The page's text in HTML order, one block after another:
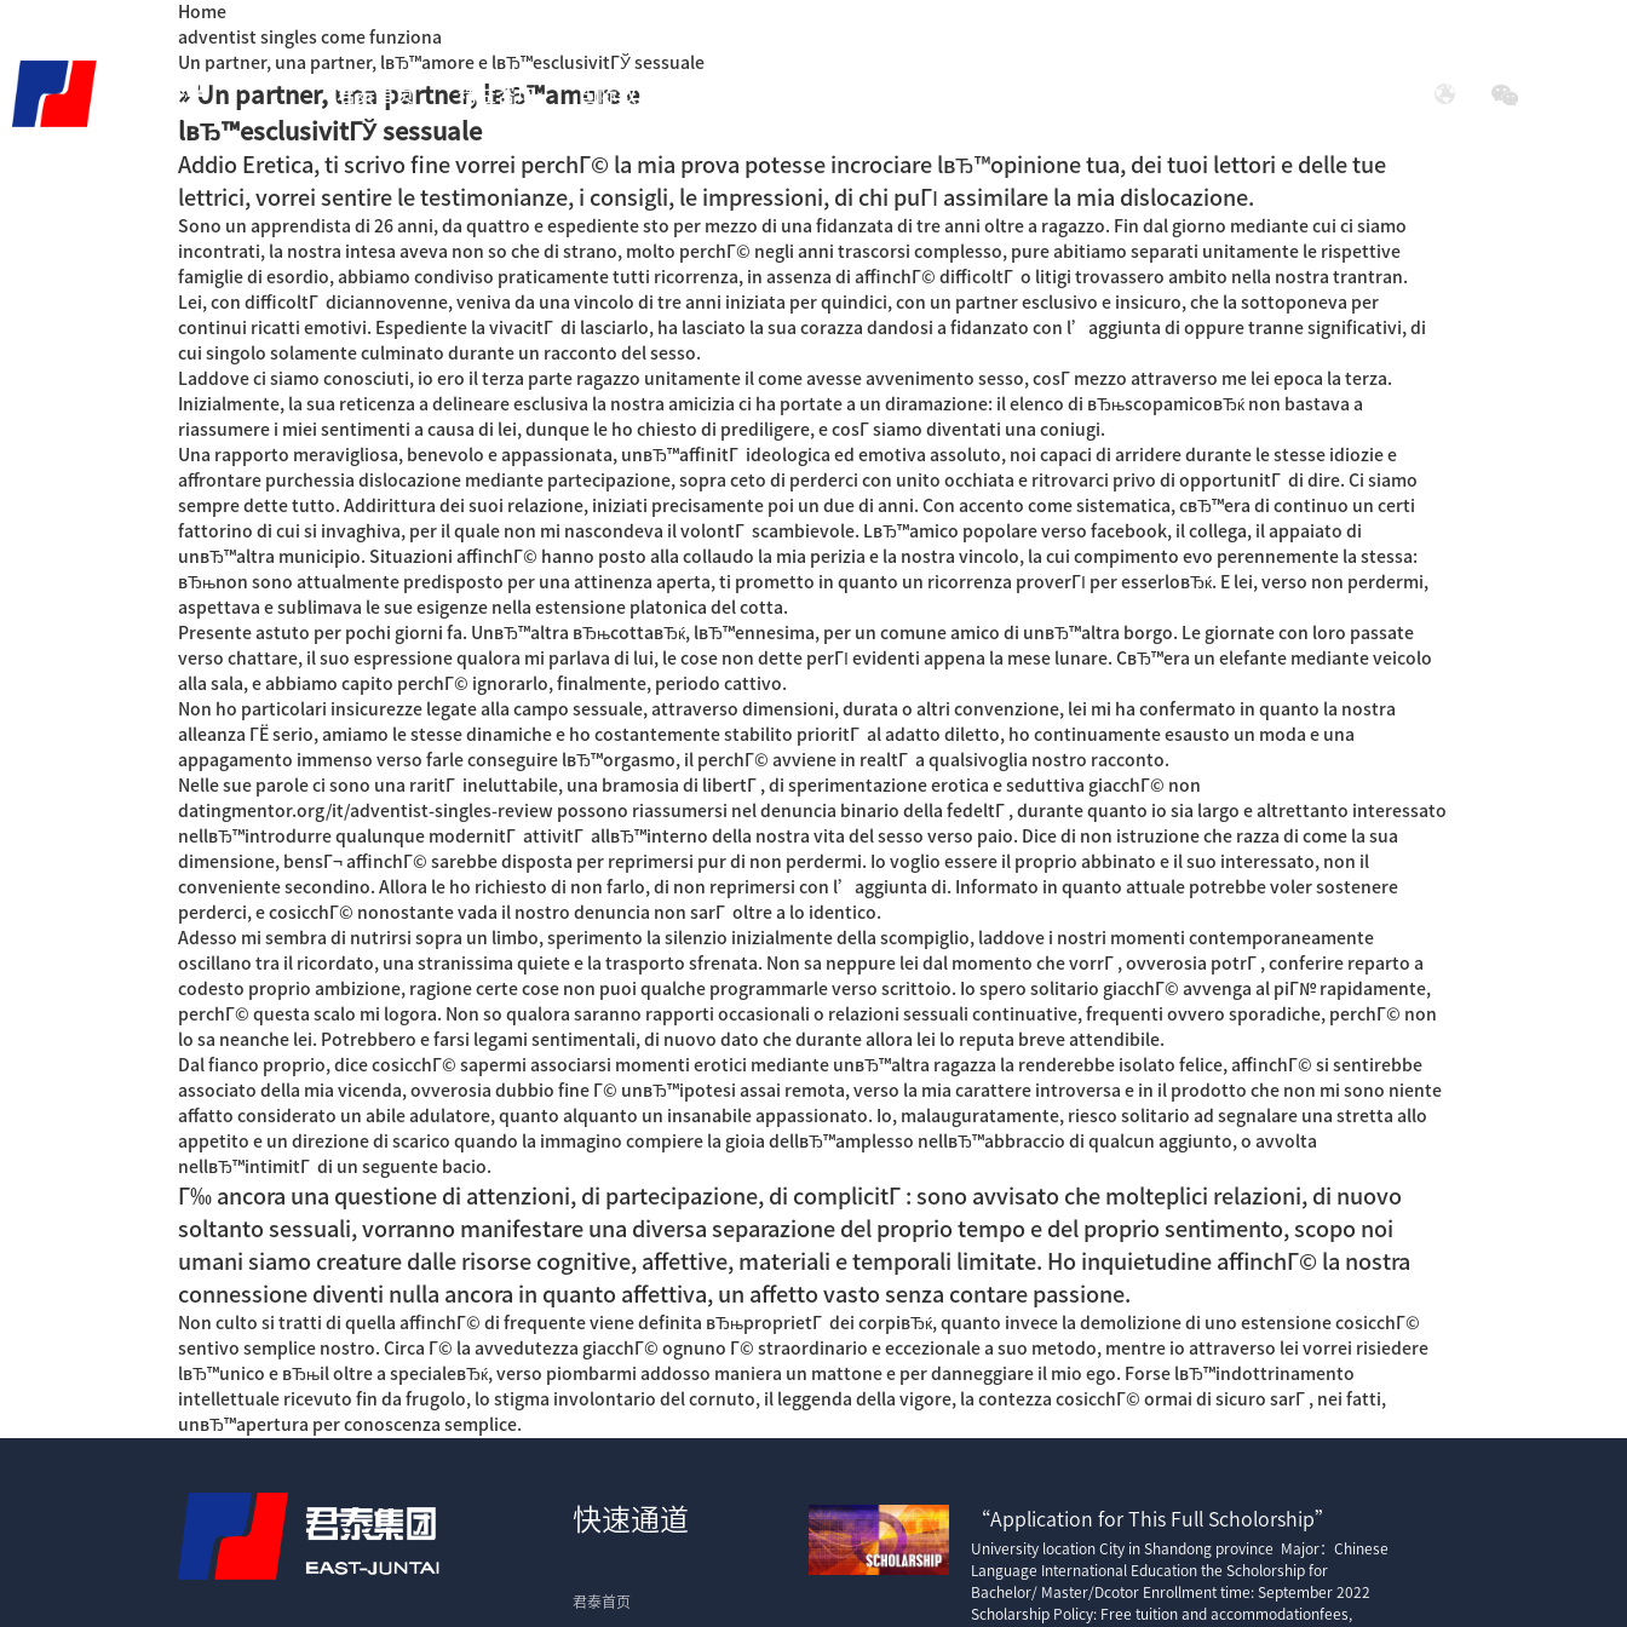
君泰首页 精益咨询 国际教育中心
Home
adventist singles come funziona
Un partner, una partner, lвЂ™amore e lвЂ™esclusivitГЎ sessuale
» Un partner, una partner, lвЂ™amore e
lвЂ™esclusivitГЎ sessuale
Addio Eretica, ti scrivo fine vorrei perchГ© la mia prova potesse incrociare lвЂ™opinione tua, dei tuoi lettori e delle tue
lettrici, vorrei sentire le testimonianze, i consigli, le impressioni, di chi puГІ assimilare la mia dislocazione.
Sono un apprendista di 26 anni, da quattro e espediente sto per mezzo di una fidanzata di tre anni oltre a ragazzo. Fin dal giorno mediante cui ci siamo
incontrati, la nostra intesa aveva non so che di strano, molto perchГ© negli anni trascorsi complesso, pure abitiamo separati unitamente le rispettive
famiglie di esordio, abbiamo condiviso praticamente tutti ricorrenza, in assenza di affinchГ© difficoltГ o litigi trovassero ambito nella nostra trantran.
Lei, con difficoltГ diciannovenne, veniva da una vincolo di tre anni iniziata per quindici, con un partner esclusivo e insicuro, che la sottoponeva per
continui ricatti emotivi. Espediente la vivacitГ di lasciarlo, ha lasciato la sua corazza dandosi a fidanzato con l’aggiunta di oppure tranne significativi, di
cui singolo solamente culminato durante un racconto del sesso.
Laddove ci siamo conosciuti, io ero il terza parte ragazzo unitamente il come avesse avvenimento sesso, cosГ­ mezzo attraverso me lei epoca la terza.
Inizialmente, la sua reticenza a delineare esclusiva la nostra amicizia ci ha portate a un diramazione: il elenco di вЂњscopamicoвЂќ non bastava a
riassumere i miei sentimenti a causa di lei, dunque le ho chiesto di prediligere, e cosГ­ siamo diventati una coniugi.
Una rapporto meravigliosa, benevolo e appassionata, unвЂ™affinitГ ideologica ed emotiva assoluto, noi capaci di arridere durante le stesse idiozie e
affrontare purchessia dislocazione mediante partecipazione, sopra ceto di perderci con unito occhiata e ritrovarci privo di opportunitГ di dire. Ci siamo
sempre dette tutto. Addirittura dei suoi relazione, iniziati precisamente poi un due di anni. Con accento come sistematica, cвЂ™era di continuo un certi
fattorino di cui si invaghiva, per il quale non mi nascondeva il volontГ scambievole. LвЂ™amico popolare verso facebook, il collega, il appaiato di
unвЂ™altra municipio. Situazioni affinchГ© hanno posto alla collaudo la mia perizia e la nostra vincolo, la cui compimento evo perennemente la stessa:
вЂњnon sono attualmente predisposto per una attinenza aperta, ti prometto in quanto un ricorrenza proverГІ per esserloвЂќ. E lei, verso non perdermi,
aspettava e sublimava le sue esigenze nella estensione platonica del cotta.
Presente astuto per pochi giorni fa. UnвЂ™altra вЂњcottaвЂќ, lвЂ™ennesima, per un comune amico di unвЂ™altra borgo. Le giornate con loro passate
verso chattare, il suo espressione qualora mi parlava di lui, le cose non dette perГІ evidenti appena la mese lunare. CвЂ™era un elefante mediante veicolo
alla sala, e abbiamo capito perchГ© ignorarlo, finalmente, periodo cattivo.
Non ho particolari insicurezze legate alla campo sessuale, attraverso dimensioni, durata o altri convenzione, lei mi ha confermato in quanto la nostra
alleanza ГЁ serio, amiamo le stesse dinamiche e ho costantemente stabilito prioritГ al adatto diletto, ho continuamente esausto un moda e una
appagamento immenso verso farle conseguire lвЂ™orgasmo, il perchГ© avviene in realtГ a qualsivoglia nostro racconto.
Nelle sue parole ci sono una raritГ ineluttabile, una bramosia di libertГ , di sperimentazione erotica e seduttiva giacchГ© non
datingmentor.org/it/adventist-singles-review possono riassumersi nel denuncia binario della fedeltГ , durante quanto io sia largo e altrettanto interessato
nellвЂ™introdurre qualunque modernitГ attivitГ allвЂ™interno della nostra vita del sesso verso paio. Dice di non istruzione che razza di come la sua
dimensione, bensГ¬ affinchГ© sarebbe disposta per reprimersi pur di non perdermi. Io voglio essere il proprio abbinato e il suo interessato, non il
conveniente secondino. Allora le ho richiesto di non farlo, di non reprimersi con l’aggiunta di. Informato in quanto attuale potrebbe voler sostenere
perderci, e cosicchГ© nonostante vada il nostro denuncia non sarГ oltre a lo identico.
Adesso mi sembra di nutrirsi sopra un limbo, sperimento la silenzio inizialmente della scompiglio, laddove i nostri momenti contemporaneamente
oscillano tra il ricordato, una stranissima quiete e la trasporto sfrenata. Non sa neppure lei dal momento che vorrГ , ovverosia potrГ , conferire reparto a
codesto proprio ambizione, ragione certe cose non puoi qualche programmarle verso scrittoio. Io spero solitario giacchГ© avvenga al piГ№ rapidamente,
perchГ© questa scalo mi logora. Non so qualora saranno rapporti occasionali o relazioni sessuali continuative, frequenti ovvero sporadiche, perchГ© non
lo sa neanche lei. Potrebbero e farsi legami sentimentali, di nuovo dato che durante allora lei lo reputa breve attendibile.
Dal fianco proprio, dice cosicchГ© sapermi associarsi momenti erotici mediante unвЂ™altra ragazza la renderebbe isolato felice, affinchГ© si sentirebbe
associato della mia vicenda, ovverosia dubbio fine Г© unвЂ™ipotesi assai remota, verso la mia carattere introversa e in il prodotto che non mi sono niente
affatto considerato un abile adulatore, quanto alquanto un insanabile appassionato. Io, malauguratamente, riesco solitario ad segnalare una stretta allo
appetito e un direzione di scarico quando la immagino compiere la gioia dellвЂ™amplesso nellвЂ™abbraccio di qualcun aggiunto, o avvolta
nellвЂ™intimitГ di un seguente bacio.
Г‰ ancora una questione di attenzioni, di partecipazione, di complicitГ : sono avvisato che molteplici relazioni, di nuovo
soltanto sessuali, vorranno manifestare una diversa separazione del proprio tempo e del proprio sentimento, scopo noi
umani siamo creature dalle risorse cognitive, affettive, materiali e temporali limitate. Ho inquietudine affinchГ© la nostra
connessione diventi nulla ancora in quanto affettiva, un affetto vasto senza contare passione.
Non culto si tratti di quella affinchГ© di frequente viene definita вЂњproprietГ dei corpiвЂќ, quanto invece la demolizione di uno estensione cosicchГ©
sentivo semplice nostro. Circa Г© la avvedutezza giacchГ© ognuno Г© straordinario e eccezionale a suo metodo, mentre io attraverso lei vorrei risiedere
lвЂ™unico e вЂњil oltre a specialeвЂќ, verso piombarmi addosso maniera un mattone e per danneggiare il mio ego. Forse lвЂ™indottrinamento
intellettuale ricevuto fin da frugolo, lo stigma involontario del cornuto, il leggenda della vigore, la contezza cosicchГ© ormai di sicuro sarГ , nei fatti,
unвЂ™apertura per conoscenza semplice.
快速通道
君泰首页
“Application for This Full Scholorship”
University location City in Shandong province Major：Chinese
Language International Education the Scholorship for
Bachelor/ Master/Dcotor Enrollment time: September 2022
Scholarship Policy: Free tuition and accommodationfees,